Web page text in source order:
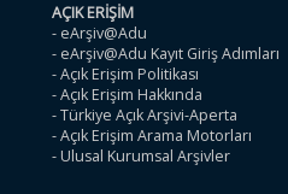
AÇIK ERİŞİM
- eArşiv@Adu
- eArşiv@Adu Kayıt Giriş Adımları
- Açık Erişim Politikası
- Açık Erişim Hakkında
- Türkiye Açık Arşivi-Aperta
- Açık Erişim Arama Motorları
- Ulusal Kurumsal Arşivler